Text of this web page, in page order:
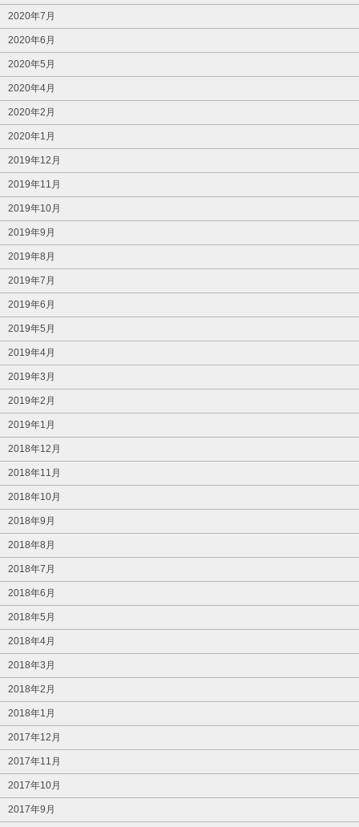
2020年7月
2020年6月
2020年5月
2020年4月
2020年2月
2020年1月
2019年12月
2019年11月
2019年10月
2019年9月
2019年8月
2019年7月
2019年6月
2019年5月
2019年4月
2019年3月
2019年2月
2019年1月
2018年12月
2018年11月
2018年10月
2018年9月
2018年8月
2018年7月
2018年6月
2018年5月
2018年4月
2018年3月
2018年2月
2018年1月
2017年12月
2017年11月
2017年10月
2017年9月